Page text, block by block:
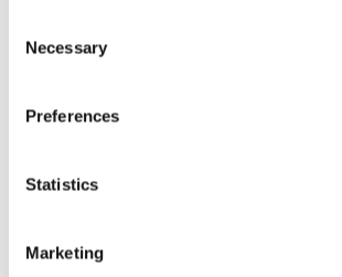
Selection
Necessary
Preferences
Statistics
Marketing
Småföretagen finns mitt
LÄS MER »